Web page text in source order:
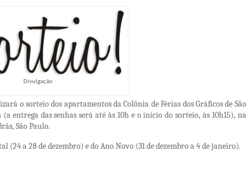
Divulgação
o sorteio dos apartamentos da Colônia de Férias dos Gráficos de São
entrega das senhas será até às 10h e o início do sorteio, às 10h15), na
São Paulo.
(24 a 28 de dezembro) e do Ano Novo (31 de dezembro a 4 de janeiro).